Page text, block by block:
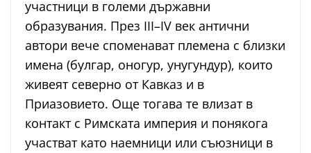
участници в големи държавни
образувания. През III–IV век антични
автори вече споменават племена с близки
имена (булгар, оногур, унугундур), които
живеят северно от Кавказ и в
Приазовието. Още тогава те влизат в
контакт с Римската империя и понякога
участват като наемници или съюзници в